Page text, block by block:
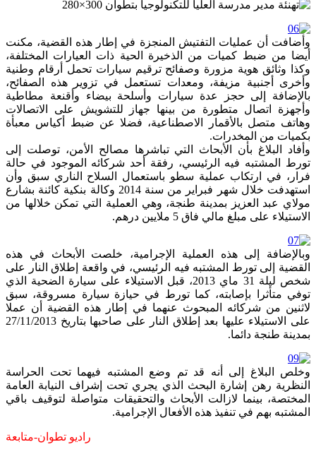
وأضافت أن عمليات التفتيش المنجزة في إطار هذه القضية، مكنت
أيضا من ضبط كميات من الذخيرة الحية ذات العيارات المختلفة،
وكذا وثائق هوية مزورة وصفائح ترقيم سيارات تحمل أرقام وطنية
وأخرى أجنبية مزيفة، ومعدات تستعمل في تزوير هذه الصفائح،
بالإضافة إلى حجز عدة سيارات وأسلحة بيضاء وأقنعة مطاطية
وأجهزة اتصال متطورة من بينها جهاز للتشويش على الاتصالات
وهاتف متصل بالأقمار الاصطناعية، فضلا عن ضبط أكياس معبأة
بكميات من المخدرات.
وأفاد البلاغ بأن الأبحاث التي تباشرها مصالح الأمن، توصلت إلى
تورط المشتبه فيه الرئيسي، رفقة أحد شركائه الموجود في حالة
فرار، في ارتكاب عملية سطو باستعمال السلاح الناري سبق وأن
استهدفت خلال شهر فبراير من سنة 2014 وكالة بنكية كائنة بشارع
مولاي عبد العزيز بمدينة طنجة، وهي العملية التي تمكن خلالها من
الاستيلاء على مبلغ مالي فاق 5 ملايين درهم.
وبالإضافة إلى هذه العملية الإجرامية، خلصت الأبحاث في هذه
القضية إلى تورط المشتبه فيه الرئيسي، في واقعة إطلاق النار على
شخص ليلة 31 ماي 2013، قبل الاستيلاء على سيارة الضحية الذي
توفي متأثرا بإصابته، كما تورط في حيازة سيارة مسروقة، سبق
لاثنين من شركائه المبحوث عنهما في إطار هذه القضية أن عملا
على الاستيلاء عليها بعد إطلاق النار على صاحبها بتاريخ 27/11/2013
بمدينة طنجة دائما.
وخلص البلاغ إلى أنه قد تم وضع المشتبه فيهما تحت الحراسة
النظرية رهن إشارة البحث الذي يجري تحت إشراف النيابة العامة
المختصة، بينما لازالت الأبحاث والتحقيقات متواصلة لتوقيف باقي
المشتبه بهم في تنفيذ هذه الأفعال الإجرامية.
راديو تطوان-متابعة